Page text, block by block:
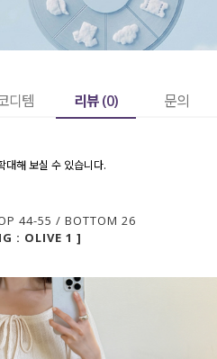
디템 리뷰 (0) 문의
대해 보실 수 있습니다.
44-55 / BOTTOM 26
: OLIVE 1 ]